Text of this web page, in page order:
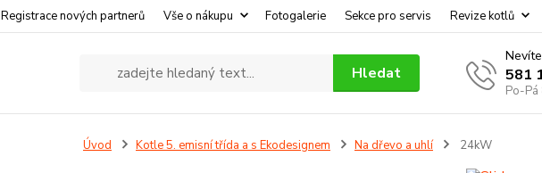
Registrace nových partnerů Vše o nákupu Fotogalerie Sekce pro servis Revize kotlů
Hledat 581
Po-
Úvod Kotle 5. emisní třída a s Ekodesignem Na dřevo a uhlí 24kW